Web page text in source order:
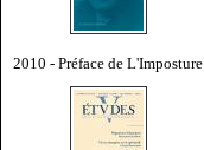
2010 - Préface de L'Imposture